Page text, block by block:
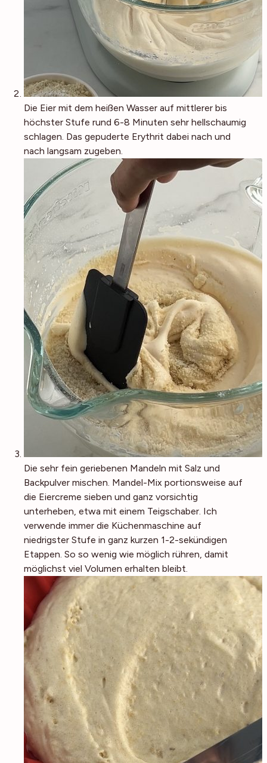
Die Eier mit dem heißen Wasser auf mittlerer bis
höchster Stufe rund 6-8 Minuten sehr hellschaumig
schlagen. Das gepuderte Erythrit dabei nach und
nach langsam zugeben.
Die sehr fein geriebenen Mandeln mit Salz und
Backpulver mischen. Mandel-Mix portionsweise auf
die Eiercreme sieben und ganz vorsichtig
unterheben, etwa mit einem Teigschaber. Ich
verwende immer die Küchenmaschine auf
niedrigster Stufe in ganz kurzen 1-2-sekündigen
Etappen. So so wenig wie möglich rühren, damit
möglichst viel Volumen erhalten bleibt.